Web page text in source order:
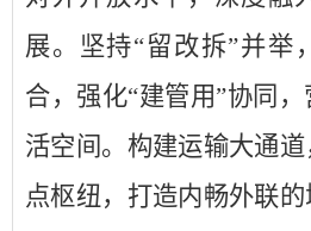
展。
坚持“留改拆”并举
合， 强化“建管用”协同，
活空间。构建运输大通道
点枢纽，打造内畅外联的